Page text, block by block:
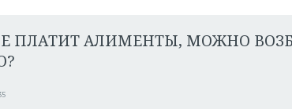
ПЛАТИТ АЛИМЕНТЫ, МОЖНО